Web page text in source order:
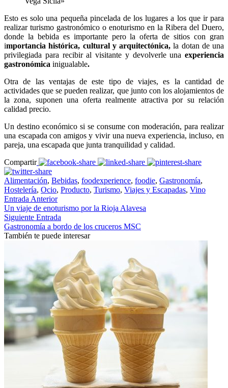
Esto es solo una pequeña pincelada de los lugares a los que ir para
realizar turismo gastronómico o enoturismo en la Ribera del Duero,
donde la bebida es importante pero la oferta de sitios con gran
importancia histórica, cultural y arquitectónica,la dotan de una
privilegiada para recibir al visitante y devolverle una experiencia
gastronómica inigualable.
Otra de las ventajas de este tipo de viajes, es la cantidad de
actividades que se pueden realizar, que junto con los alojamientos de
la zona, suponen una oferta realmente atractiva por su relación
calidad precio.
Un destino económico si se consume con moderación, para realizar
una escapada con amigos y vivir una nueva experiencia, incluso, en
pareja, una escapada que junta tranquilidad y calidad.
Compartir
Alimentación, Bebidas, foodexperience, foodie, Gastronomía,
Hostelería, Ocio, Producto, Turismo, Viajes y Escapadas, Vino
Entrada Anterior
Un viaje de enoturismo por la Rioja Alavesa
Siguiente Entrada
Gastronomía a bordo de los cruceros MSC
También te puede interesar